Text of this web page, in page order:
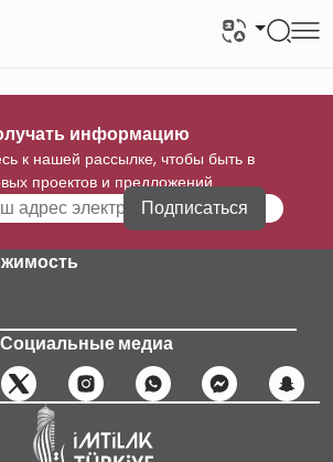
информацию
к нашей рассылке, чтобы быть в
проектов и предложений
Подписаться
Социальные медиа